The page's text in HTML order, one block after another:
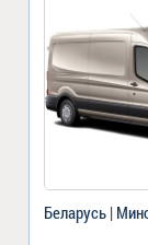
Беларусь |